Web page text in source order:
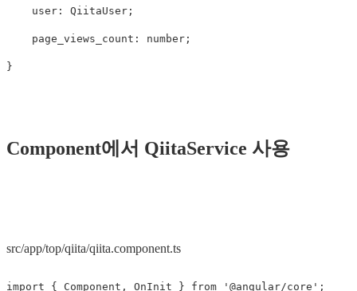
user : QiitaUser ;
page_views_count : number ;
}
Component에서 QiitaService 사용
src/app/top/qiita/qiita.component.ts
import { Component , OnInit } from ' @angular/core ' ;